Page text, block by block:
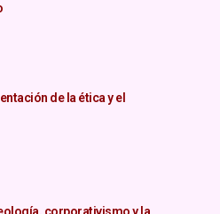
de la ética y el